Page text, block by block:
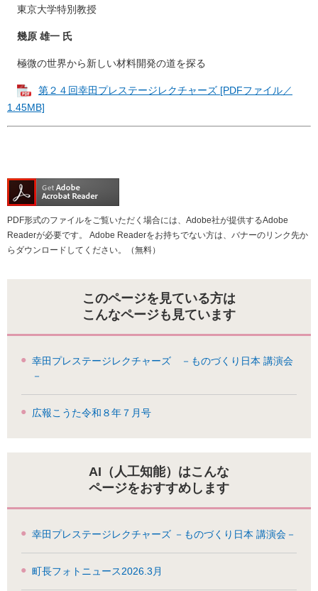
東京大学特別教授
幾原 雄一 氏
極微の世界から新しい材料開発の道を探る
第２４回幸田プレステージレクチャーズ [PDFファイル／
1.45MB]
PDF形式のファイルをご覧いただく場合には、Adobe社が提供するAdobe
Readerが必要です。
Adobe Readerをお持ちでない方は、バナーのリンク先か
らダウンロードしてください。（無料）
このページを見ている方は
こんなページも見ています
幸田プレステージレクチャーズ －ものづくり日本 講演会
－
広報こうた令和８年７月号
AI（人工知能）はこんな
ページをおすすめします
幸田プレステージレクチャーズ －ものづくり日本 講演会－
町長フォトニュース2026.3月